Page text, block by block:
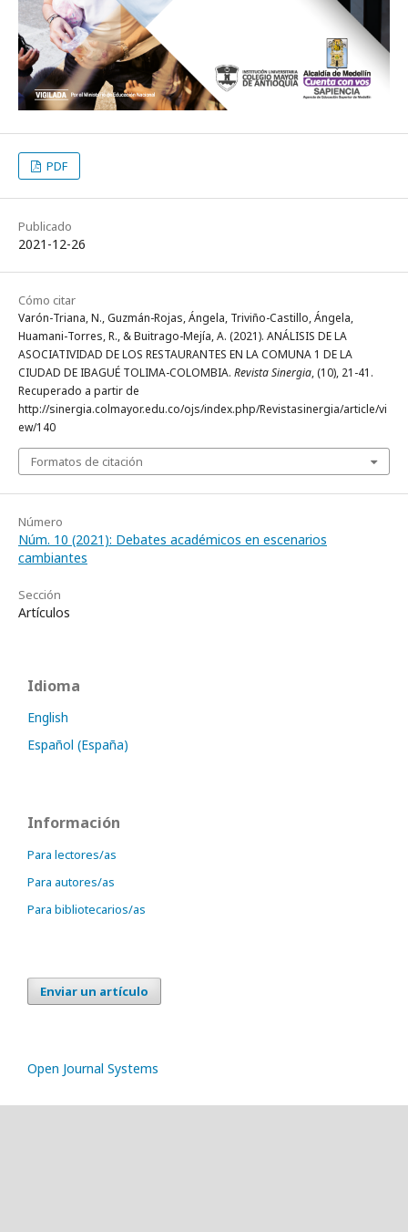
PDF
Publicado
2021-12-26
Cómo citar
Varón-Triana, N., Guzmán-Rojas, Ángela, Triviño-Castillo, Ángela,
Huamani-Torres, R., & Buitrago-Mejía, A. (2021). ANÁLISIS DE LA
ASOCIATIVIDAD DE LOS RESTAURANTES EN LA COMUNA 1 DE LA
CIUDAD DE IBAGUÉ TOLIMA-COLOMBIA. Revista Sinergia, (10), 21-41.
Recuperado a partir de
http://sinergia.colmayor.edu.co/ojs/index.php/Revistasinergia/article/vi
ew/140
Formatos de citación
Número
Núm. 10 (2021): Debates académicos en escenarios
cambiantes
Sección
Artículos
Idioma
English
Español (España)
Información
Para lectores/as
Para autores/as
Para bibliotecarios/as
Enviar un artículo
Open Journal Systems